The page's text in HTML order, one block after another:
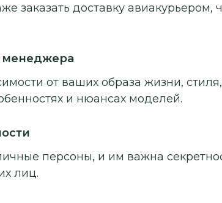
заказать доставку авиакурьером,
менеджера
от ваших образа жизни,
и нюансах моделей.
персоны, и им важна
лиц.